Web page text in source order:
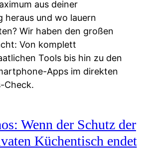
aus deiner
heraus und wo lauern
Wir haben den großen
Von komplett
Tools bis hin zu den
Apps im direkten
Check.
Wenn der Schutz der
Küchentisch endet